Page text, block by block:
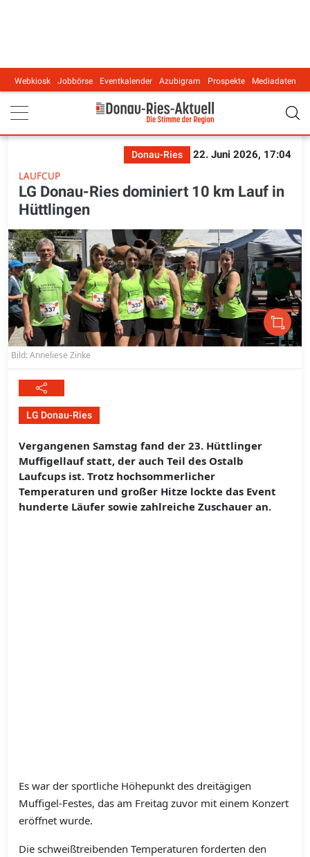
Main navigation
Webkiosk Jobbörse Eventkalender Azubigram Prospekte Mediadaten
Donau-Ries
22. Juni 2026, 17:04
LAUFCUP
LG Donau-Ries dominiert 10 km Lauf in
Hüttlingen
Bild: Anneliese Zinke
LG Donau-Ries
Vergangenen Samstag fand der 23. Hüttlinger
Muffigellauf statt, der auch Teil des Ostalb
Laufcups ist. Trotz hochsommerlicher
Temperaturen und großer Hitze lockte das Event
hunderte Läufer sowie zahlreiche Zuschauer an.
Es war der sportliche Höhepunkt des dreitägigen
Muffigel-Festes, das am Freitag zuvor mit einem Konzert
eröffnet wurde.
Die schweißtreibenden Temperaturen forderten den